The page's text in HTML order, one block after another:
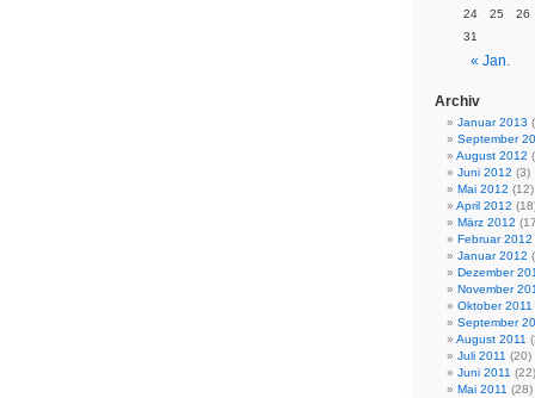
« Jan.
24
25 26
31
Archiv
Januar 2013
September
August 2012
Juni 2012 (3)
Mai 2012 (12)
April 2012
März 2012
Februar 2012
Januar 2012
Dezember
November
Oktober 2011
September
August 2011
Juli 2011 (20)
Juni 2011 (22)
Mai 2011 (28)